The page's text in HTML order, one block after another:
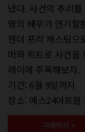
냈다. 사건의 추리
명의 배우가 연기할
젠더 프리 캐스팅으
머와 위트로 사건을
레이에 주목해보자.
기간: 6월 9일까지
장소: 예스24아트원
구매하기 >